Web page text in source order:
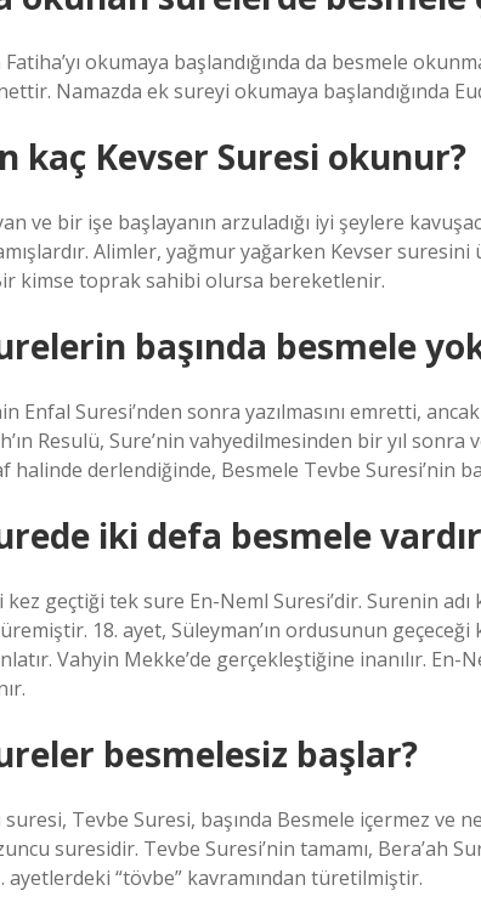
Fatiha’yı okumaya başlandığında da besmele
Namazda ek sureyi okumaya başlandığında
kaç Kevser Suresi okunur?
ve bir işe başlayanın arzuladığı iyi şeylere
Alimler, yağmur yağarken Kevser
kimse toprak sahibi olursa bereketlenir.
başında besmele
Enfal Suresi’nden sonra yazılmasını emretti,
Resulü, Sure’nin vahyedilmesinden bir yıl
halinde derlendiğinde, Besmele Tevbe Suresi’nin
iki defa besmele
kez geçtiği tek sure En-Neml Suresi’dir. Surenin
18. ayet, Süleyman’ın ordusunun geçeceği
Vahyin Mekke’de gerçekleştiğine inanılır.
besmelesiz başlar?
suresi, Tevbe Suresi, başında Besmele içermez ve
suresidir. Tevbe Suresi’nin tamamı, Bera’ah
ayetlerdeki “tövbe” kavramından türetilmiştir.